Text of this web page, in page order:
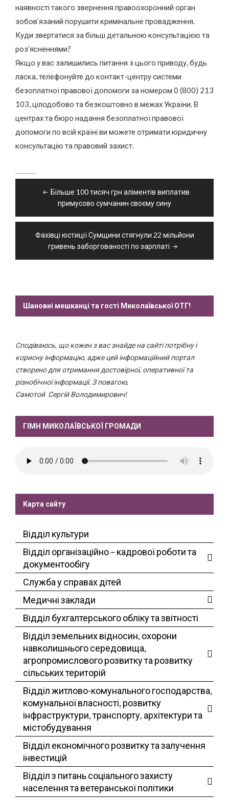
наявності такого звернення правоохоронний орган
зобов’язаний порушити кримінальне провадження.
Куди звертатися за більш детальною консультацією та
роз’ясненнями?
Якщо у вас залишились питання з цього приводу, будь
ласка, телефонуйте до контакт-центру системи
безоплатної правової допомоги за номером 0 (800) 213
103, цілодобово та безкоштовно в межах України. В
центрах та бюро надання безоплатної правової
допомоги по всій країні ви можете отримати юридичну
консультацію та правовий захист.
записівБільше 100 тисяч грн аліментів виплатив
примусово сумчанин своєму сину
Фахівці юстиції Сумщини стягнули 22 мільйони
гривень заборгованості по зарплаті
Шановні мешканці та гості Миколаївської ОТГ!
Сподіваюсь, що кожен з вас знайде на сайті потрібну і
корисну інформацію, адже цей інформаційний портал
створено для отримання достовірної, оперативної та
різнобічної інформації. З повагою,
Самотой Сергій Володимирович!
ГІМН МИКОЛАЇВСЬКОЇ ГРОМАДИ
Карта сайту
Відділ культури
Відділ організаційно – кадрової роботи та
документообігу
Служба у справах дітей
Медичні заклади
Відділ бухгалтерського обліку та звітності
Відділ земельних відносин, охорони
навколишнього середовища,
агропромислового розвитку та розвитку
сільських територій
Відділ житлово-комунального господарства,
комунальної власності, розвитку
інфраструктури, транспорту, архітектури та
містобудування
Відділ економічного розвитку та залучення
інвестицій
Відділ з питань соціального захисту
населення та ветеранської політики